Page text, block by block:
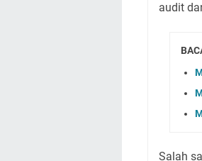
audit
Salah